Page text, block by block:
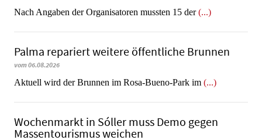
Nach Angaben der Organisatoren mussten 15 der(...)
Palma repariert weitere öffentliche Brunnen
vom 06.08.2026
Aktuell wird der Brunnen im Rosa-Bueno-Park im (...)
Wochenmarkt in Sóller muss Demo gegen
Massentourismus weichen